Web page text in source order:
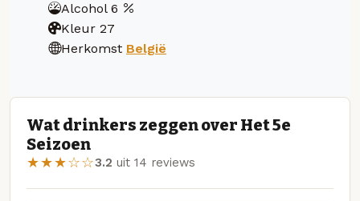
Alcohol 6
Kleur 27
Herkomst België
Wat drinkers zeggen over Het 5e
Seizoen
★★★☆☆3.2 uit 14 reviews